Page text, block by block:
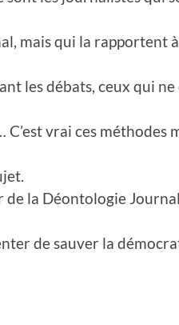
mais qui la rapportent
les débats, ceux qui
vrai ces méthodes
de la Déontologie
de sauver la